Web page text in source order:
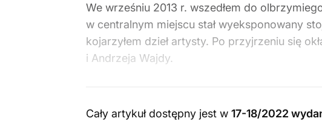
We wrześniu 2013 r. wszedłem do
w centralnym miejscu stał wyeksponowany
kojarzyłem dzieł artysty. Po przyjrzeniu się
i Andrzeja Wajdy.
Cały artykuł dostępny jest w 17-18/2022